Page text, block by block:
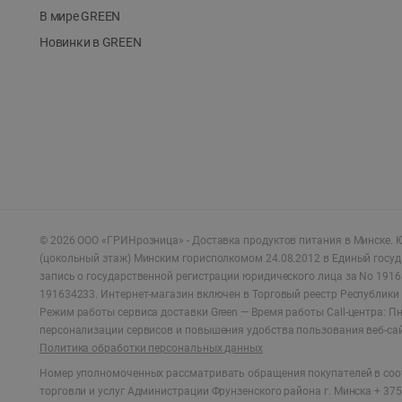
В мире GREEN
Новинки в GREEN
© 2026 ООО «ГРИНрозница» - Доставка продуктов питания в Минске.
(цокольный этаж) Минским горисполкомом 24.08.2012 в Единый
запись о государственной регистрации юридического лица за No
191634233. Интернет-магазин включен в Торговый реестр
Режим работы сервиса доставки Green — Время работы Call-центра:
персонализации сервисов и повышения удобства пользования веб-
Политика обработки персональных данных
Номер уполномоченных рассматривать обращения покупателей в
торговли и услуг Администрации Фрунзенского района г. Минска +